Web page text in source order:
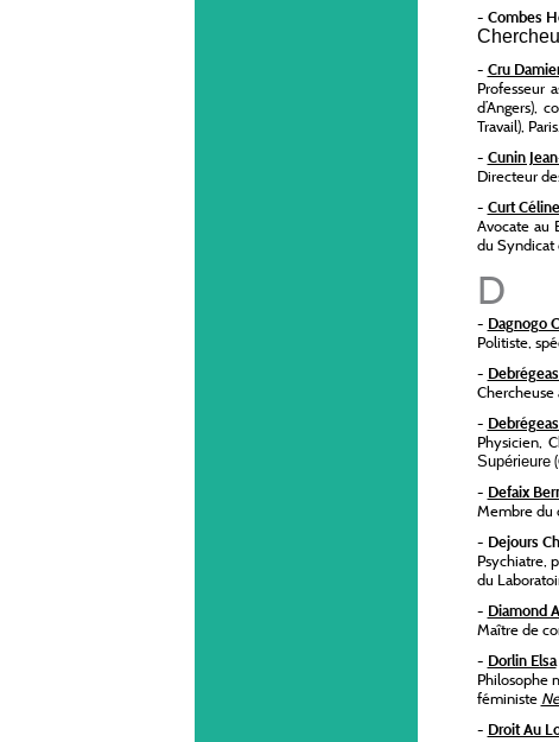
- Combes
C
- Cru
Professeur
d’Angers),
Travail), Paris.
- Cunin
Directeur
- Curt Céline
Avocate au
du Syndicat
D
- Dagnogo
Politiste,
-
Chercheuse
-
Physicien,
Supérieure
- Defaix
Membre du
- Dejours
Psychiatre,
du
- Diamond
Maître de
- Dorlin Elsa
Philosophe
féministe
- Droit Au